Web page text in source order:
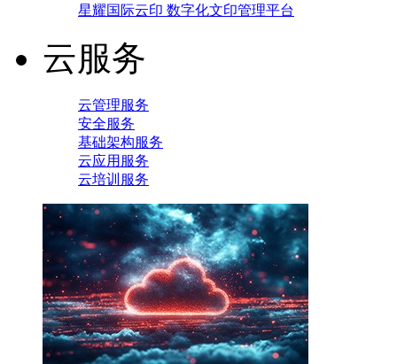
星耀国际云印 数字化文印管理平台
云服务
云管理服务
安全服务
基础架构服务
云应用服务
云培训服务